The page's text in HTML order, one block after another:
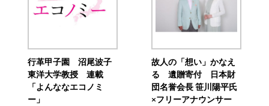
行革甲子園 沼尾波子
東洋大学教授 連載
「よんななエコノミ
ー」
故人の「想い」かなえ
る 遺贈寄付 日本財
団名誉会長 笹川陽平氏
×フリーアナウンサー